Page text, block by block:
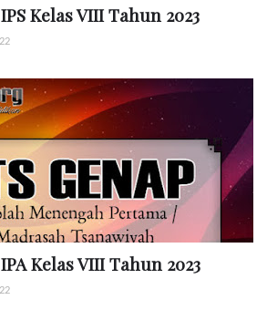
Kelas VIII Tahun 2023
Kelas VIII Tahun 2023